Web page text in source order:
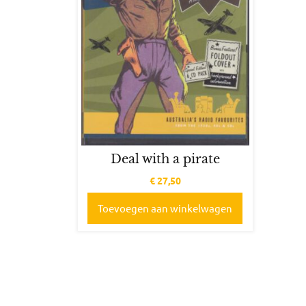
Deal with a pirate
€27,50
Toevoegen aan winkelwagen